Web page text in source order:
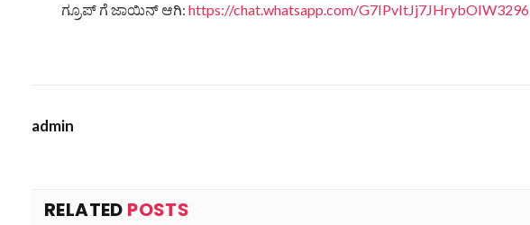
ಗ್ರೂಪ್ ಗೆ ಜಾಯಿನ್ ಆಗಿ: https://chat.whatsapp.com/G7IPvItJj7JHrybOIW3296
admin
RELATED POSTS